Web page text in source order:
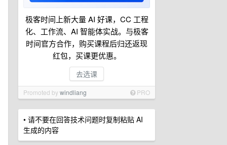
极客时间上新大量 AI 好课，CC 工程
化、工作流、AI 智能体实战。与极客
时间官方合作，购买课程后归还返现
红包，买课更优惠。
去选课
Promoted bywindliang PRO
• 请不要在回答技术问题时复制粘贴 AI
生成的内容